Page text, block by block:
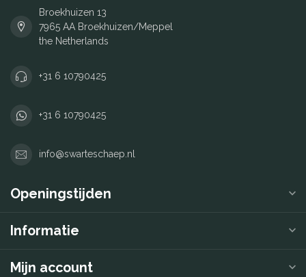
Broekhuizen 13
7965 AA Broekhuizen/Meppel
the Netherlands
+31 6 10790425
+31 6 10790425
info@swarteschaep.nl
Openingstijden
Informatie
Mijn account